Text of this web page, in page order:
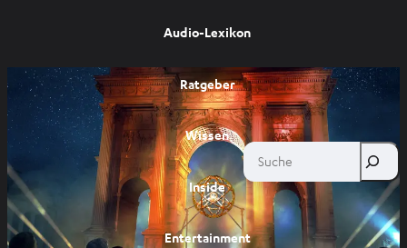
Audio-Lexikon
Ratgeber
Wissen
Inside
Entertainment
Suche